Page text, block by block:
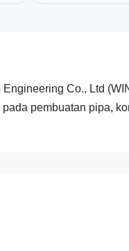
Co., Ltd
pembuatan pipa,